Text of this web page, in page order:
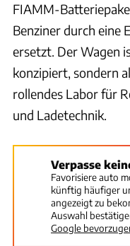
FIAMM-
Benziner durch eine
ersetzt. Der Wagen
konzipiert, sondern
rollendes Labor für
und Ladetechnik.
Verpasse
Favorisiere auto
künftig häufiger
angezeigt zu
Auswahl
Google